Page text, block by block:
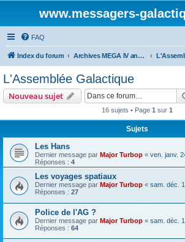
www.messagers-
FAQ
Index du forum Archives MEGA IV ancien forum
L'Assemblée Galactique
Nouveau sujet
16 sujets • Page 1 sur 1
Sujets
Les Hans
Dernier message par Major Turbop « ven. janv.
Réponses : 4
Les voyages spatiaux
Dernier message par Major Turbop « sam. déc.
Réponses : 27
Police de l'AG ?
Dernier message par Major Turbop « sam. déc.
Réponses : 64